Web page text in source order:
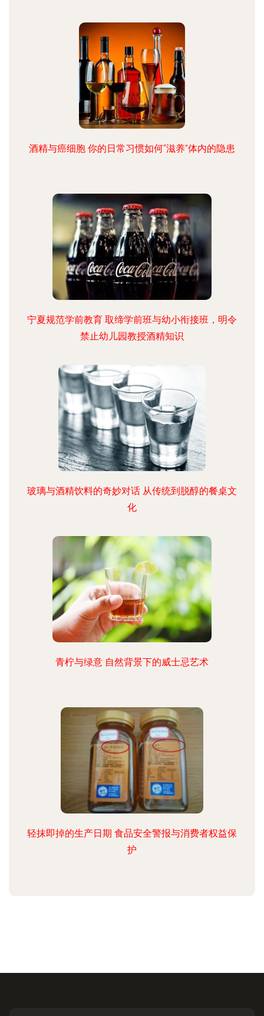
酒精与癌细胞 你的日常习惯如何“滋养”体内的隐患
宁夏规范学前教育 取缔学前班与幼小衔接班，明令
禁止幼儿园教授酒精知识
玻璃与酒精饮料的奇妙对话 从传统到脱醇的餐桌文
化
青柠与绿意 自然背景下的威士忌艺术
轻抹即掉的生产日期 食品安全警报与消费者权益保
护